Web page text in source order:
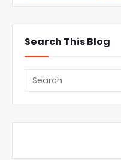
Search This Blog